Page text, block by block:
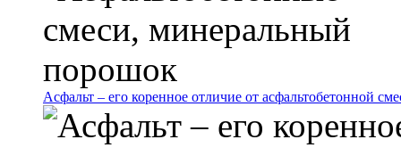
Асфальт – его коренное отличие от асфальтобетонной